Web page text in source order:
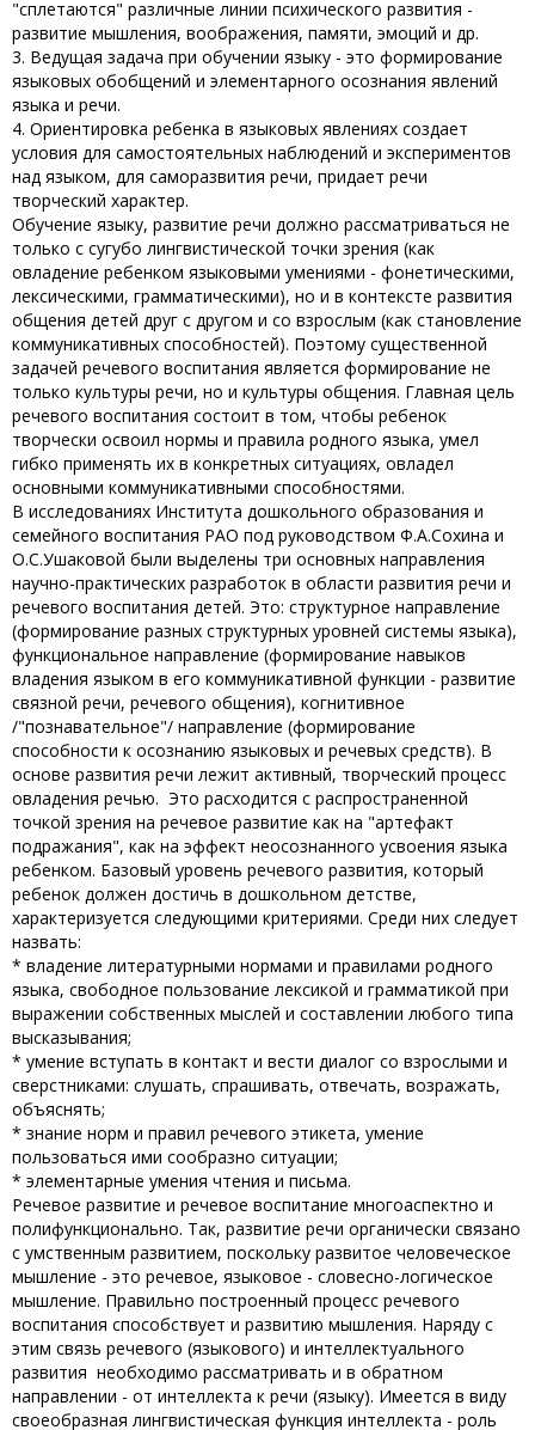
"сплетаются" различные линии психического развития -
развитие мышления, воображения, памяти, эмоций и др.
3. Ведущая задача при обучении языку - это формирование
языковых обобщений и элементарного осознания явлений
языка и речи.
4. Ориентировка ребенка в языковых явлениях создает
условия для самостоятельных наблюдений и экспериментов
над языком, для саморазвития речи, придает речи
творческий характер.
Обучение языку, развитие речи должно рассматриваться не
только с сугубо лингвистической точки зрения (как
овладение ребенком языковыми умениями - фонетическими,
лексическими, грамматическими), но и в контексте развития
общения детей друг с другом и со взрослым (как становление
коммуникативных способностей). Поэтому существенной
задачей речевого воспитания является формирование не
только культуры речи, но и культуры общения. Главная цель
речевого воспитания состоит в том, чтобы ребенок
творчески освоил нормы и правила родного языка, умел
гибко применять их в конкретных ситуациях, овладел
основными коммуникативными способностями.
В исследованиях Института дошкольного образования и
семейного воспитания РАО под руководством Ф.А.Сохина и
О.С.Ушаковой были выделены три основных направления
научно-практических разработок в области развития речи и
речевого воспитания детей. Это: структурное направление
(формирование разных структурных уровней системы языка),
функциональное направление (формирование навыков
владения языком в его коммуникативной функции - развитие
связной речи, речевого общения), когнитивное
/"познавательное"/ направление (формирование
способности к осознанию языковых и речевых средств). В
основе развития речи лежит активный, творческий процесс
овладения речью. Это расходится с распространенной
точкой зрения на речевое развитие как на "артефакт
подражания", как на эффект неосознанного усвоения языка
ребенком. Базовый уровень речевого развития, который
ребенок должен достичь в дошкольном детстве,
характеризуется следующими критериями. Среди них следует
назвать:
* владение литературными нормами и правилами родного
языка, свободное пользование лексикой и грамматикой при
выражении собственных мыслей и составлении любого типа
высказывания;
* умение вступать в контакт и вести диалог со взрослыми и
сверстниками: слушать, спрашивать, отвечать, возражать,
объяснять;
* знание норм и правил речевого этикета, умение
пользоваться ими сообразно ситуации;
* элементарные умения чтения и письма.
Речевое развитие и речевое воспитание многоаспектно и
полифункционально. Так, развитие речи органически связано
с умственным развитием, поскольку развитое человеческое
мышление - это речевое, языковое - словесно-логическое
мышление. Правильно построенный процесс речевого
воспитания способствует и развитию мышления. Наряду с
этим связь речевого (языкового) и интеллектуального
развития необходимо рассматривать и в обратном
направлении - от интеллекта к речи (языку). Имеется в виду
своеобразная лингвистическая функция интеллекта - роль